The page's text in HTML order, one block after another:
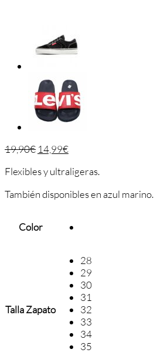
19,90€ 14,99€
Flexibles y ultraligeras.
También disponibles en azul marino.
Color
Talla Zapato
28
29
30
31
32
33
34
35